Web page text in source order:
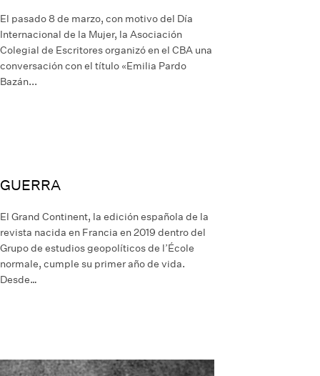
El pasado 8 de marzo, con motivo del Día
Internacional de la Mujer, la Asociación
Colegial de Escritores organizó en el CBA una
conversación con el título «Emilia Pardo
Bazán...
GUERRA
El Grand Continent, la edición española de la
revista nacida en Francia en 2019 dentro del
Grupo de estudios geopolíticos de l’École
normale, cumple su primer año de vida.
Desde…